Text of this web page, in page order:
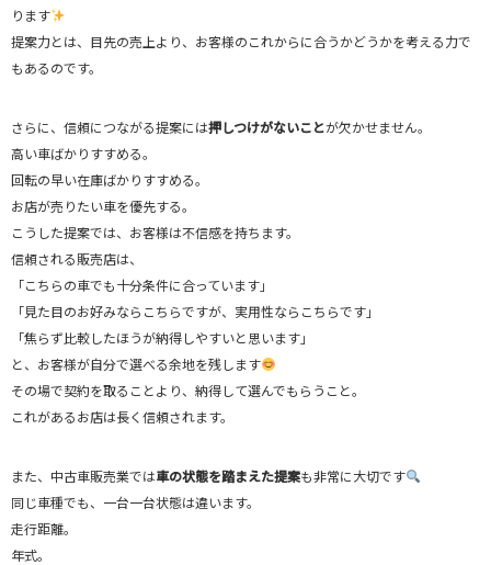
ります
提案力とは、目先の売上より、お客様のこれからに合うかどうかを考える力で
もあるのです。
さらに、信頼につながる提案には押しつけがないことが欠かせません。
高い車ばかりすすめる。
回転の早い在庫ばかりすすめる。
お店が売りたい車を優先する。
こうした提案では、お客様は不信感を持ちます。
信頼される販売店は、
「こちらの車でも十分条件に合っています」
「見た目のお好みならこちらですが、実用性ならこちらです」
「焦らず比較したほうが納得しやすいと思います」
と、お客様が自分で選べる余地を残します
その場で契約を取ることより、納得して選んでもらうこと。
これがあるお店は長く信頼されます。
また、中古車販売業では車の状態を踏まえた提案も非常に大切です
同じ車種でも、一台一台状態は違います。
走行距離。
年式。